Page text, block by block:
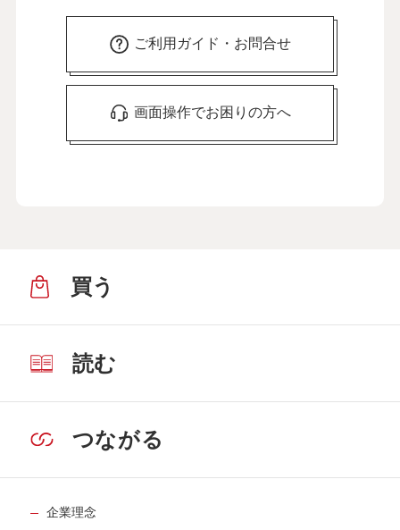
ご利用ガイド・お問合せ
画面操作でお困りの方へ
買う
読む
つながる
企業理念